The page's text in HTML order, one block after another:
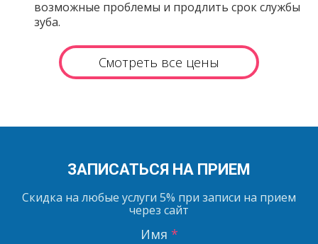
возможные проблемы и продлить срок службы
зуба.
Смотреть все цены
ЗАПИСАТЬСЯ НА ПРИЕМ
Скидка на любые услуги 5% при записи на прием
через сайт
Имя *